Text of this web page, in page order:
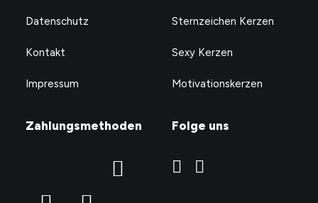
Datenschutz
Kontakt
Impressum
Sternzeichen Kerzen
Sexy Kerzen
Motivationskerzen
Zahlungsmethoden Folge uns